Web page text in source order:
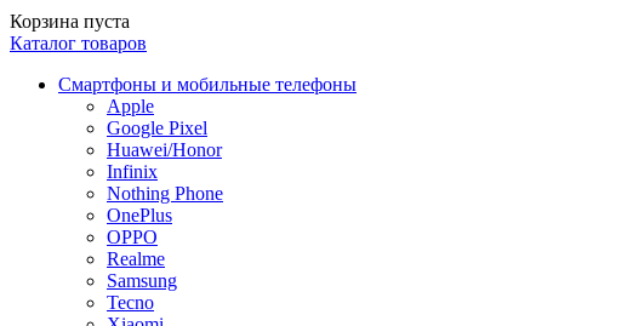
Корзина пуста
Каталог товаров
Смартфоны и мобильные телефоны
Apple
Google Pixel
Huawei/Honor
Infinix
Nothing Phone
OnePlus
OPPO
Realme
Samsung
Tecno